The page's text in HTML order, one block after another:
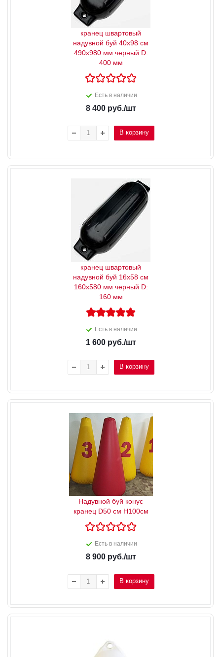
кранец швартовый
надувной буй 40x98 см
490x980 мм черный D:
400 мм
Есть в наличии
8 400руб./шт
В корзину
кранец швартовый
надувной буй 16x58 см
160x580 мм черный D:
160 мм
Есть в наличии
1 600руб./шт
В корзину
Надувной буй конус
кранец D50 см H100см
Есть в наличии
8 900руб./шт
В корзину